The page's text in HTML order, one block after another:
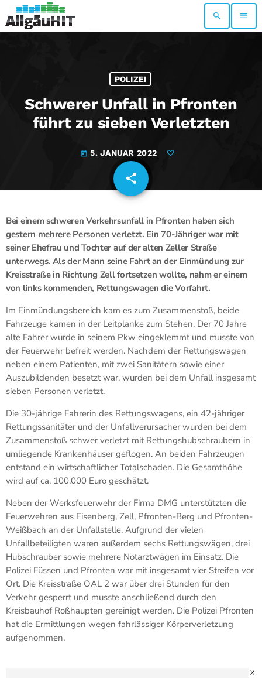
search menu
POLIZEI
Schwerer Unfall in Pfronten
führt zu sieben Verletzten
today 5. JANUAR 2022
share
email
Bei einem schweren Verkehrsunfall in Pfronten haben sich
gestern mehrere Personen verletzt. Ein 70-Jähriger war mit
seiner Ehefrau und Tochter auf der alten Zeller Straße
unterwegs. Als der Mann seine Fahrt an der Einmündung zur
Kreisstraße in Richtung Zell fortsetzen wollte, nahm er einem
von links kommenden, Rettungswagen die Vorfahrt.
Im Einmündungsbereich kam es zum Zusammenstoß, beide
Fahrzeuge kamen in der Leitplanke zum Stehen. Der 70 Jahre
alte Fahrer wurde in seinem Pkw eingeklemmt und musste von
der Feuerwehr befreit werden. Nachdem der Rettungswagen
neben einem Patienten, mit zwei Sanitätern sowie einer
Auszubildenden besetzt war, wurden bei dem Unfall insgesamt
sieben Personen verletzt.
Die 30-jährige Fahrerin des Rettungswagens, ein 42-jähriger
Rettungssanitäter und der Unfallverursacher wurden bei dem
Zusammenstoß schwer verletzt mit Rettungshubschraubern in
umliegende Krankenhäuser geflogen. An beiden Fahrzeugen
entstand ein wirtschaftlicher Totalschaden. Die Gesamthöhe
wird auf ca. 100.000 Euro geschätzt.
Neben der Werksfeuerwehr der Firma DMG unterstützten die
Feuerwehren aus Eisenberg, Zell, Pfronten-Berg und Pfronten-
Weißbach an der Unfallstelle. Aufgrund der vielen
Unfallbeteiligten waren außerdem sechs Rettungswägen, drei
Hubschrauber sowie mehrere Notarztwägen im Einsatz. Die
Polizei Füssen und Pfronten war mit insgesamt vier Streifen vor
Ort. Die Kreisstraße OAL 2 war über drei Stunden für den
Verkehr gesperrt und musste anschließend durch den
Kreisbauhof Roßhaupten gereinigt werden. Die Polizei Pfronten
hat die Ermittlungen wegen fahrlässiger Körperverletzung
aufgenommen.
X